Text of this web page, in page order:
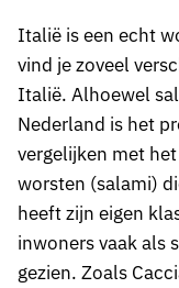
Italië is een echt
vind je zoveel
Italië. Alhoewel
Nederland is het
vergelijken met
worsten (salami)
heeft zijn eigen
inwoners vaak als
gezien. Zoals